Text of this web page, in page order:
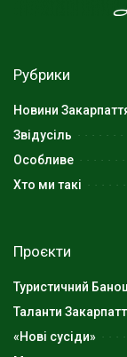
Рубрики
Новини
Звідусіль
Особливе
Хто ми такі
Проєкти
Туристичний
Таланти
«Нові сусіди»